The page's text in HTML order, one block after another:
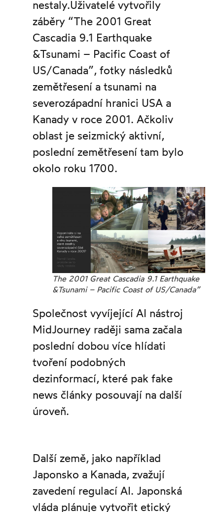
nestaly.Uživatelé vytvořily
záběry “The 2001 Great
Cascadia 9.1 Earthquake
&Tsunami – Pacific Coast of
US/Canada”, fotky následků
zemětřesení a tsunami na
severozápadní hranici USA a
Kanady v roce 2001. Ačkoliv
oblast je seizmický aktivní,
poslední zemětřesení tam bylo
okolo roku 1700.
The 2001 Great Cascadia 9.1 Earthquake
&Tsunami – Pacific Coast of US/Canada”
Společnost vyvíjející AI nástroj
MidJourney raději sama začala
poslední dobou více hlídati
tvoření podobných
dezinformací, které pak fake
news články posouvají na další
úroveň.
Další země, jako například
Japonsko a Kanada, zvažují
zavedení regulací AI. Japonská
vláda plánuje vytvořit etický